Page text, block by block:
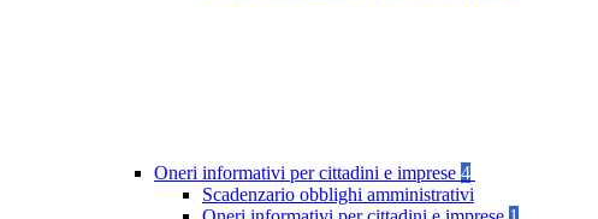
Oneri informativi per cittadini e imprese 4
Scadenzario obblighi amministrativi